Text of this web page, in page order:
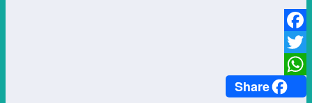
Facebook
Twitter
WhatsApp
Share